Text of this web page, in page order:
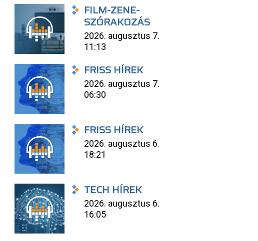
FILM-ZENE-
SZÓRAKOZÁS
2026. augusztus 7.
11:13
FRISS HÍREK
2026. augusztus 7.
06:30
FRISS HÍREK
2026. augusztus 6.
18:21
TECH HÍREK
2026. augusztus 6.
16:05